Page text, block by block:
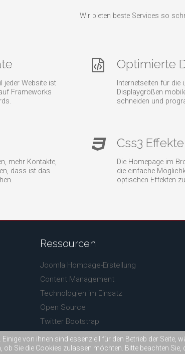
Wir bieten beste Services so
jeder Website ist
Frameworks
mehr Kontakte,
dass ist das
Optimierte
Internetseiten für die
Displaygrößen
schneiden und
Css3 Effekte
Die Homepage im
die einfache
optischen Effekten
Ressourcen
Joomla Hompage-Erstellung
Content Management
Technologien im Einsatz
Open Source
Twitter Bootstrap
Font-Awesome
von ihnen sind essenziell für den Betrieb der
ob Sie die Cookies zulassen möchten. Bitte beachten